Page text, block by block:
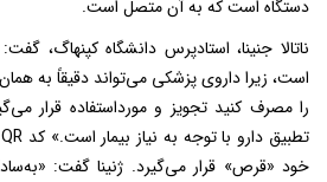
دستگاه است که به آن متصل است.
ناتالا جنینا، استادپرس دانشگاه کپنهاگ،
است، زیرا داروی پزشکی می‌تواند دقیقاً به
را مصرف کنید تجویز و مورداستفاده قرار
خود «قرص» قرار می‌گیرد. ژنینا گفت: